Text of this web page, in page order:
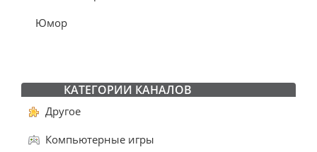
Юмор
КАТЕГОРИИ КАНАЛОВ
Другое
Компьютерные игры